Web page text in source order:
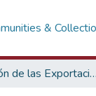
&
Promoción de las Exportaciones